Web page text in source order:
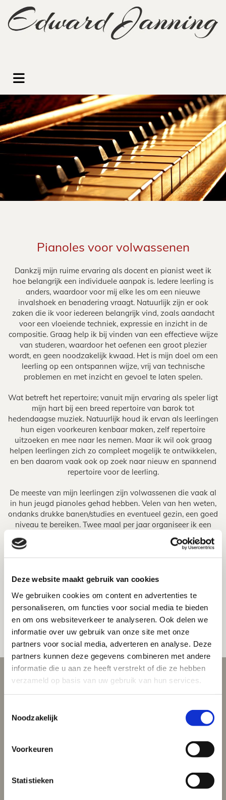
Deze website maakt gebruik van cookies
We gebruiken cookies om content en advertenties te
personaliseren, om functies voor social media te bieden
en om ons websiteverkeer te analyseren. Ook delen we
informatie over uw gebruik van onze site met onze
partners voor social media, adverteren en analyse. Deze
partners kunnen deze gegevens combineren met andere
informatie die u aan ze heeft verstrekt of die ze hebben
verzameld op basis van uw gebruik van hun services.
Noodzakelijk
Voorkeuren
Statistieken
Pianoles voor volwassenen
Dankzij mijn ruime ervaring als docent en pianist weet ik
hoe belangrijk een individuele aanpak is. Iedere leerling is
anders, waardoor voor mij elke les om een nieuwe
invalshoek en benadering vraagt. Natuurlijk zijn er ook
zaken die ik voor iedereen belangrijk vind, zoals aandacht
voor een vloeiende techniek, expressie en inzicht in de
compositie. Graag help ik bij vinden van een effectieve wijze
van studeren, waardoor het oefenen een groot plezier
wordt, en geen noodzakelijk kwaad. Het is mijn doel om een
leerling op een ontspannen wijze, vrij van technische
problemen en met inzicht en gevoel te laten spelen.
Wat betreft het repertoire; vanuit mijn ervaring als speler ligt
mijn hart bij een breed repertoire van barok tot
hedendaagse muziek. Natuurlijk houd ik ervan als leerlingen
hun eigen voorkeuren kenbaar maken, zelf repertoire
uitzoeken en mee naar les nemen. Maar ik wil ook graag
helpen leerlingen zich zo compleet mogelijk te ontwikkelen,
en ben daarom vaak ook op zoek naar nieuw en spannend
repertoire voor de leerling.
De meeste van mijn leerlingen zijn volwassenen die vaak al
in hun jeugd pianoles gehad hebben. Velen van hen weten,
ondanks drukke banen/studies en eventueel gezin, een goed
niveau te bereiken. Twee maal per jaar organiseer ik een
feestelijk leerlingenconcert in het Bethaniënklooster te
Studio Edward Janning is gelegen in het centrum van
bereikbaar met het openbaar vervoer.
Geïnteresseerd? Neem eens vrijblijvendcontactop voor een
kennismaking.